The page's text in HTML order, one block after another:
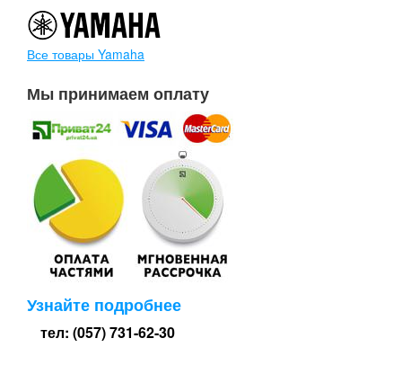
Все товары Yamaha
Мы принимаем оплату
Узнайте подробнее
тел: (057) 731-62-30